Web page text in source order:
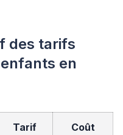
des tarifs
en
Tarif
Coût